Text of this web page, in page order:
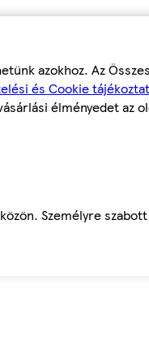
azokhoz. Az
és Cookie
élményedet az
Személyre